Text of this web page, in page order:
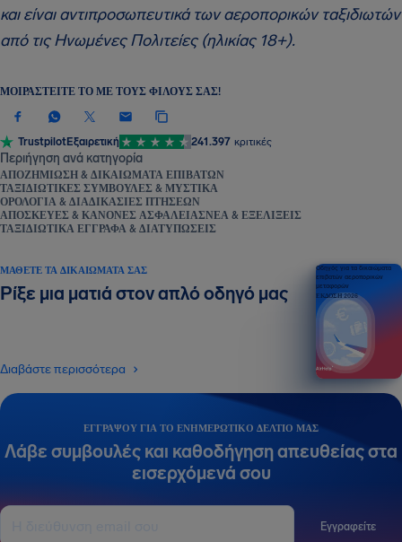
και είναι αντιπροσωπευτικά των αεροπορικών ταξιδιωτών
από τις Ηνωμένες Πολιτείες (ηλικίας 18+).
ΜΟΙΡΑΣΤΕΊΤΕ ΤΟ ΜΕ ΤΟΥΣ ΦΊΛΟΥΣ ΣΑΣ!
TrustpilotΕξαιρετική 241.397 κριτικές
Περιήγηση ανά κατηγορία
ΑΠΟΖΗΜΊΩΣΗ & ΔΙΚΑΙΏΜΑΤΑ ΕΠΙΒΑΤΏΝ
ΤΑΞΙΔΙΩΤΙΚΈΣ ΣΥΜΒΟΥΛΈΣ & ΜΥΣΤΙΚΆ
ΟΡΟΛΟΓΊΑ & ΔΙΑΔΙΚΑΣΊΕΣ ΠΤΉΣΕΩΝ
ΑΠΟΣΚΕΥΈΣ & ΚΑΝΌΝΕΣ ΑΣΦΑΛΕΊΑΣΝΈΑ & ΕΞΕΛΊΞΕΙΣ
ΤΑΞΙΔΙΩΤΙΚΆ ΈΓΓΡΑΦΑ & ΔΙΑΤΥΠΏΣΕΙΣ
ΕΓΓΡΆΨΟΥ ΓΙΑ ΤΟ ΕΝΗΜΕΡΩΤΙΚΌ ΔΕΛΤΊΟ ΜΑΣ
Λάβε συμβουλές και καθοδήγηση απευθείας στα
εισερχόμενά σου
Εγγραφείτε
ΜΆΘΕΤΕ ΤΑ ΔΙΚΑΙΏΜΑΤΆ ΣΑΣ
Ρίξε μια ματιά στον απλό οδηγό μας
Διαβάστε περισσότερα
Οδηγός για τα δικαιώματα
επιβατών αεροπορικών
μεταφορών
ΕΚΔΟΣΗ 2026